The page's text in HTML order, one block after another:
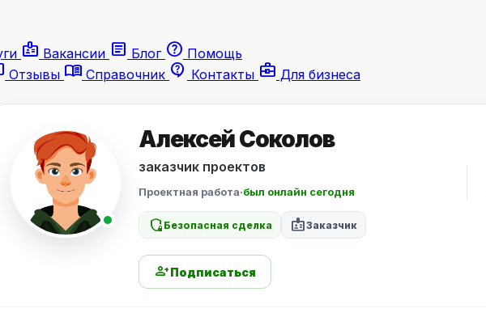
badge Вакансии article Блог help Помощь
Отзывы menu_book Справочник contact_support Контакты business_center Для бизнеса
Алексей Соколов
заказчик проектов
Проектная работа·был онлайн сегодня
shield_locked Безопасная сделка badgeЗаказчик
person_addПодписаться